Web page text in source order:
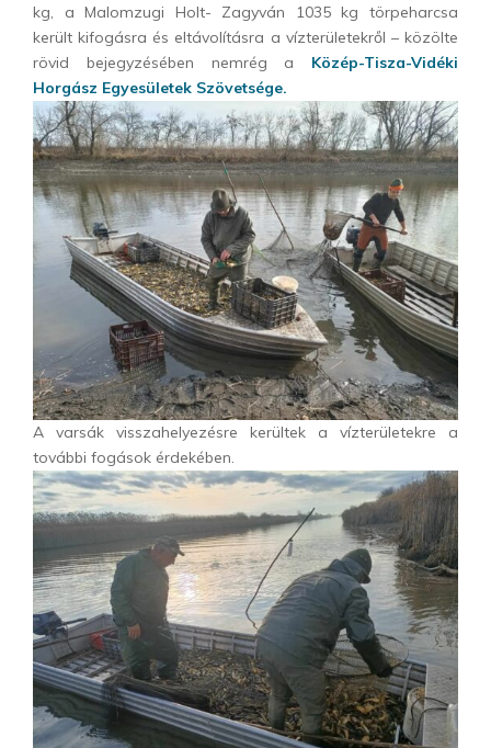
kg, a Malomzugi Holt- Zagyván 1035 kg törpeharcsa
került kifogásra és eltávolításra a vízterületekről – közölte
rövid bejegyzésében nemrég a Közép-Tisza-Vidéki
Horgász Egyesületek Szövetsége.
A varsák visszahelyezésre kerültek a vízterületekre a
további fogások érdekében.